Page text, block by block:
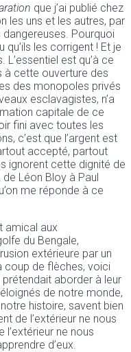
que j’ai publié chez
les uns et les autres, par
Pourquoi
qu’ils les corrigent ! Et je
est qu’à ce
à cette ouverture des
des monopoles privés
esclavagistes, n’a
capitale de ce
fini avec toutes les
c’est que l’argent est
accepté, partout
ignorent cette dignité de
Léon Bloy à Paul
me réponde à ce
amical aux
du Bengale,
extérieure par un
coup de flèches, voici
prétendait aborder à leur
de notre monde,
histoire, savent bien
de l’extérieur ne nous
l’extérieur ne nous
d’eux.